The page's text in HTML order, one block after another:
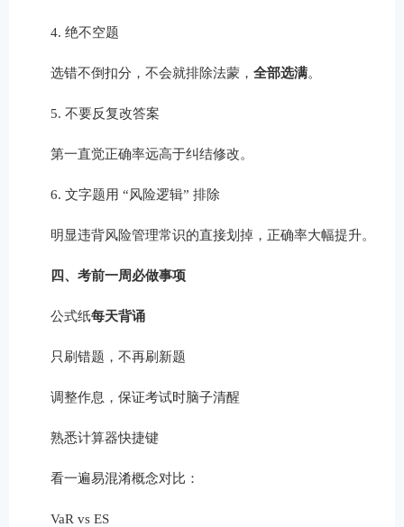
4. 绝不空题
选错不倒扣分，不会就排除法蒙， 全部选满。
5. 不要反复改答案
第一直觉正确率远高于纠结修改。
6. 文字题用 “风险逻辑” 排除
明显违背风险管理常识的直接划掉，正确率大幅提升。
四、考前一周必做事项
公式纸每天背诵
只刷错题，不再刷新题
调整作息，保证考试时脑子清醒
熟悉计算器快捷键
看一遍易混淆概念对比：
VaR vs ES